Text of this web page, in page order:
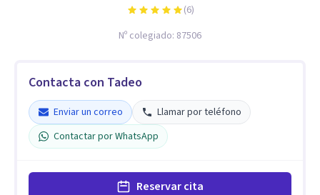
(6)
Nº colegiado: 87506
Contacta con Tadeo
Enviar un correo
Llamar por teléfono
Contactar por WhatsApp
Reservar cita